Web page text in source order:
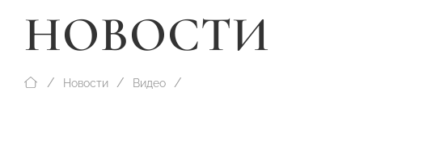
НОВОСТИ
Новости Видео